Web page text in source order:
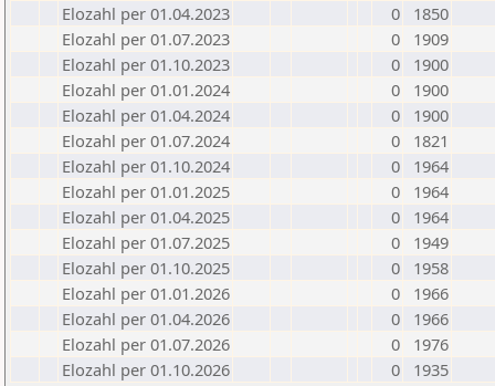
Elozahl per 01.04.2023
0
1850
Elozahl per 01.07.2023
0
1909
Elozahl per 01.10.2023
0
1900
Elozahl per 01.01.2024
0
1900
Elozahl per 01.04.2024
0
1900
Elozahl per 01.07.2024
0
1821
Elozahl per 01.10.2024
0
1964
Elozahl per 01.01.2025
0
1964
Elozahl per 01.04.2025
0
1964
Elozahl per 01.07.2025
0
1949
Elozahl per 01.10.2025
0
1958
Elozahl per 01.01.2026
0
1966
Elozahl per 01.04.2026
0
1966
Elozahl per 01.07.2026
0
1976
Elozahl per 01.10.2026
0 1935